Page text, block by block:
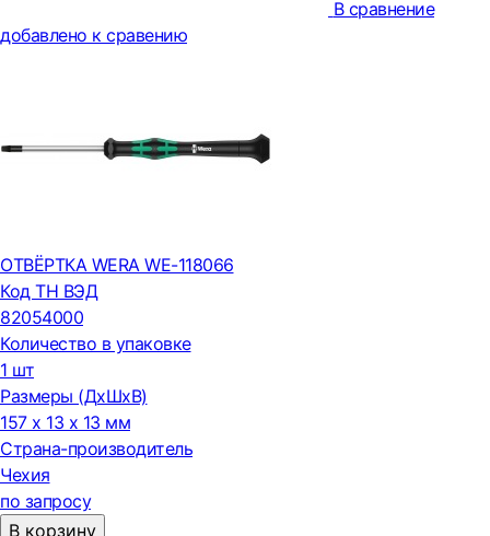
В сравнение
добавлено к сравению
ОТВЁРТКА WERA WE-118066
Код ТН ВЭД
82054000
Количество в упаковке
1 шт
Размеры (ДxШxВ)
157 x 13 x 13 мм
Страна-производитель
Чехия
по запросу
В корзину